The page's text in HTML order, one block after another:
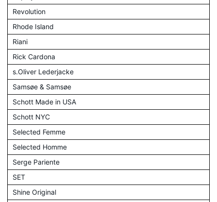
Revolution
Rhode Island
Riani
Rick Cardona
s.Oliver Lederjacke
Samsøe & Samsøe
Schott Made in USA
Schott NYC
Selected Femme
Selected Homme
Serge Pariente
SET
Shine Original